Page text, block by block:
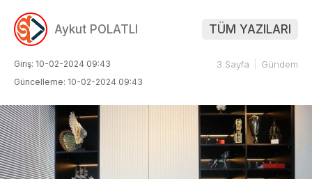
Aykut POLATLI TÜM YAZILARI
Giriş: 10-02-2024 09:43
Güncelleme: 10-02-2024 09:43
3.Sayfa Gündem